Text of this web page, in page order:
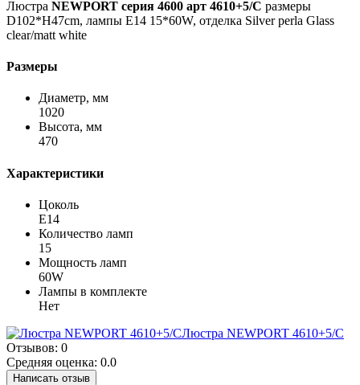
Люстра NEWPORT серия 4600 арт 4610+5/C размеры
D102*H47cm, лампы E14 15*60W, отделка Silver perla Glass
clear/matt white
Размеры
Диаметр, мм
1020
Высота, мм
470
Характеристики
Цоколь
Е14
Количество ламп
15
Мощность ламп
60W
Лампы в комплекте
Нет
Люстра NEWPORT 4610+5/C
Отзывов: 0
Средняя оценка: 0.0
Написать отзыв